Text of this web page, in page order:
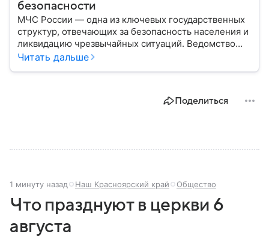
безопасности
МЧС России — одна из ключевых государственных
структур, отвечающих за безопасность населения и
ликвидацию чрезвычайных ситуаций. Ведомство
играет важную роль в защите граждан от
задачи выполняет и какую роль играет в
Читать дальше
Поделиться
1 минуту назад Наш Красноярский край Общество
Что празднуют в церкви 6
августа